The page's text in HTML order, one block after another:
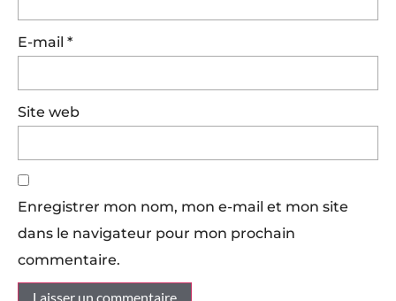
E-mail *
Site web
Enregistrer mon nom, mon e-mail et mon site
dans le navigateur pour mon prochain
commentaire.